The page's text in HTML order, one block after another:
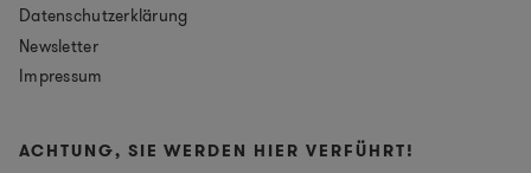
Datenschutzerklärung
Newsletter
Impressum
ACHTUNG, SIE WERDEN HIER VERFÜHRT!